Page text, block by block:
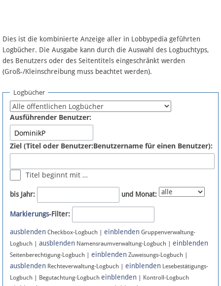
Artikel nach Kategorien
FAQ
Fördermitglied werden
Fehler melden
Newsletter
Bluesky
Facebook
Instagram
Dies ist die kombinierte Anzeige aller in Lobbypedia geführten
Logbücher. Die Ausgabe kann durch die Auswahl des Logbuchtyps,
des Benutzers oder des Seitentitels eingeschränkt werden
(Groß-/Kleinschreibung muss beachtet werden).
Logbücher
Ausführender Benutzer:
Ziel (Titel oder Benutzer:Benutzername für einen Benutzer):
Titel beginnt mit …
bis Jahr: und Monat:
Markierungs-Filter:
ausblenden Checkbox-Logbuch | einblenden Gruppenverwaltung-
Logbuch | ausblenden Namensraumverwaltung-Logbuch | einblenden
Seitenberechtigung-Logbuch | einblenden Zuweisungs-Logbuch |
ausblenden Rechteverwaltung-Logbuch | einblenden Lesebestätigungs-
Logbuch | Begutachtung-Logbuch einblenden | Kontroll-Logbuch